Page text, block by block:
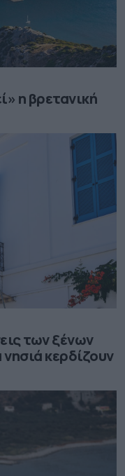
η βρετανική
των ξένων
κερδίζουν